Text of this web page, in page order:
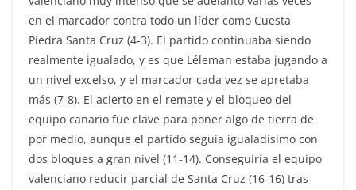
en el marcador contra todo un líder como Cuesta
Piedra Santa Cruz (4-3). El partido continuaba siendo
realmente igualado, y es que Léleman estaba jugando a
un nivel excelso, y el marcador cada vez se apretaba
más (7-8). El acierto en el remate y el bloqueo del
equipo canario fue clave para poner algo de tierra de
por medio, aunque el partido seguía igualadísimo con
dos bloques a gran nivel (11-14). Conseguiría el equipo
valenciano reducir parcial de Santa Cruz (16-16) tras